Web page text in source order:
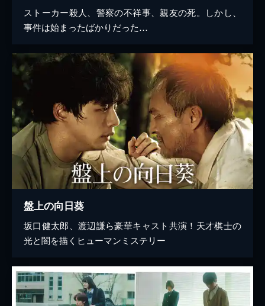
ストーカー殺人、警察の不祥事、親友の死。しかし、
事件は始まったばかりだった…
盤上の向日葵
坂口健太郎、渡辺謙ら豪華キャスト共演！天才棋士の
光と闇を描くヒューマンミステリー